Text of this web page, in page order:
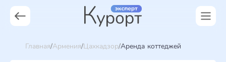
Главная Армения Цахкадзор Аренда коттеджей